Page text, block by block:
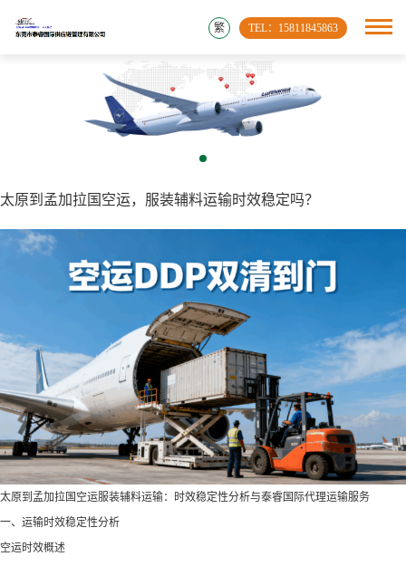
TEL：15811845863
繁
太原到孟加拉国空运，服装辅料运输时效稳定吗？
‌太原到孟加拉国空运服装辅料运输：时效稳定性分析与泰睿国际代理运输服务‌
‌一、运输时效稳定性分析‌
‌空运时效概述‌